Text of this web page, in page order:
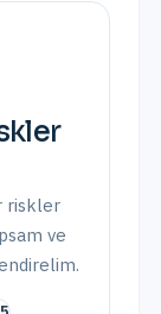
riskler
ve